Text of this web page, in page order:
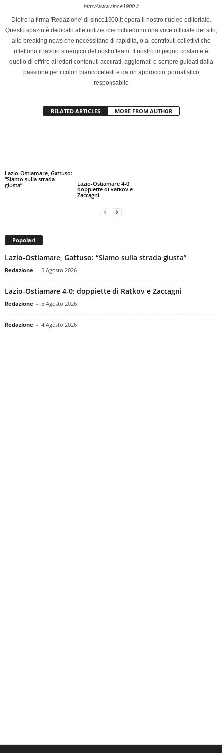
http://www.since1900.it
Dietro la firma 'Redazione' di since1900.it opera il nostro nucleo editoriale.
Questo spazio è dedicato alle notizie che richiedono una voce ufficiale del sito,
alle breaking news che necessitano di rapidità, o ai contributi collettivi che
riflettono il lavoro sinergico del nostro team. Il nostro impegno costante è
quello di offrire ai lettori contenuti accurati, aggiornati e sempre guidati dalla
passione per i colori biancocelesti e da un approccio giornalistico
responsabile
RELATED ARTICLES MORE FROM AUTHOR
Lazio-Ostiamare, Gattuso:
“Siamo sulla strada
giusta”
Lazio-Ostiamare 4-0:
doppiette di Ratkov e
Zaccagni
Popolari
Lazio-Ostiamare, Gattuso: “Siamo sulla strada giusta”
Redazione - 5 Agosto 2026
Lazio-Ostiamare 4-0: doppiette di Ratkov e Zaccagni
Redazione - 5 Agosto 2026
Redazione - 4 Agosto 2026